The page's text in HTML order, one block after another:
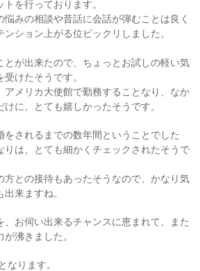
を行っております。
みの相談や昔話に会話が弾むことは良く
ション上がる位ビックリしました。
とが出来たので、ちょっとお試しの軽い気
けたそうです。
アメリカ大使館で勤務することなり、なか
に、とても嬉しかったそうです。
をされるまでの数年間ということでした
りは、とても細かくチェックされたそうで
方との接待もあったそうなので、かなり気
来ますね。
、お伺い出来るチャンスに恵まれて、また
沸きました。
なります。